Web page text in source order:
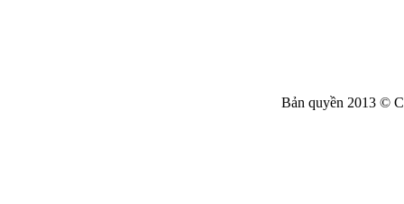
Bản quyền 2013 ©